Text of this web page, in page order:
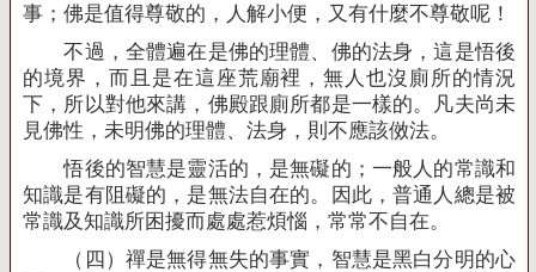
事；佛是值得尊敬的，人解小便，又有什麼不尊敬呢！
不過，全體遍在是佛的理體、佛的法身，這是悟後
的境界，而且是在這座荒廟裡，無人也沒廁所的情況
下，所以對他來講，佛殿跟廁所都是一樣的。凡夫尚未
見佛性，未明佛的理體、法身，則不應該傚法。
悟後的智慧是靈活的，是無礙的；一般人的常識和
知識是有阻礙的，是無法自在的。因此，普通人總是被
常識及知識所困擾而處處惹煩惱，常常不自在。
（四）禪是無得無失的事實，智慧是黑白分明的心